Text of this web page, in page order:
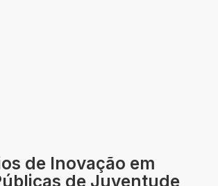
de Inovação em
de Juventude